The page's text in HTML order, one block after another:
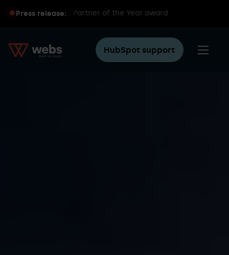
Press release:
HubSpot Partner of the Year award
HubSpot support